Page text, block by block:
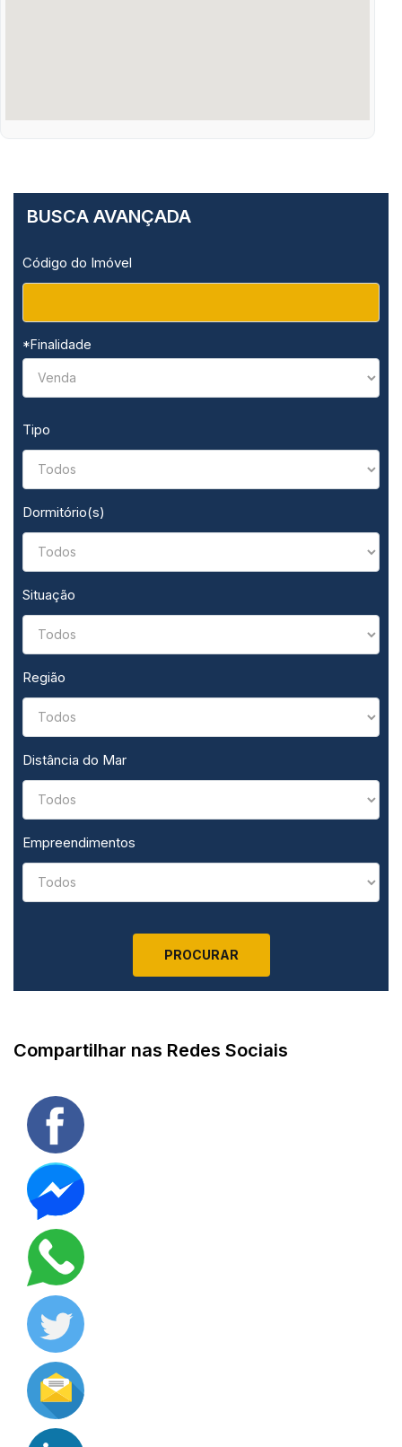
BUSCA AVANÇADA
Código do Imóvel
*Finalidade
Tipo
Dormitório(s)
Situação
Região
Distância do Mar
Empreendimentos
Compartilhar nas Redes Sociais